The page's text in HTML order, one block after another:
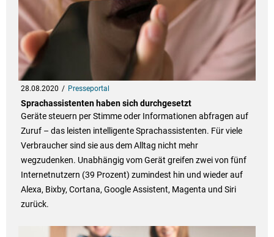
28.08.2020 Presseportal
Sprachassistenten haben sich durchgesetzt
Geräte steuern per Stimme oder Informationen abfragen auf
Zuruf – das leisten intelligente Sprachassistenten. Für viele
Verbraucher sind sie aus dem Alltag nicht mehr
wegzudenken. Unabhängig vom Gerät greifen zwei von fünf
Internetnutzern (39 Prozent) zumindest hin und wieder auf
Alexa, Bixby, Cortana, Google Assistent, Magenta und Siri
zurück.